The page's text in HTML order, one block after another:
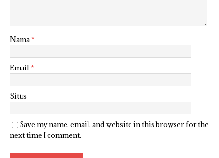
Nama *
Email *
Situs
Save my name, email, and website in this browser for the
next time I comment.